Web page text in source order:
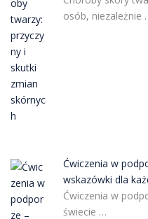
osób, niezależnie
Ćwiczenia w
wskazówki dla
Ćwiczenia w
świecie …